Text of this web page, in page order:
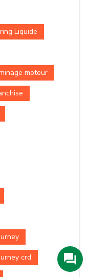
Liquide
moteur
crd